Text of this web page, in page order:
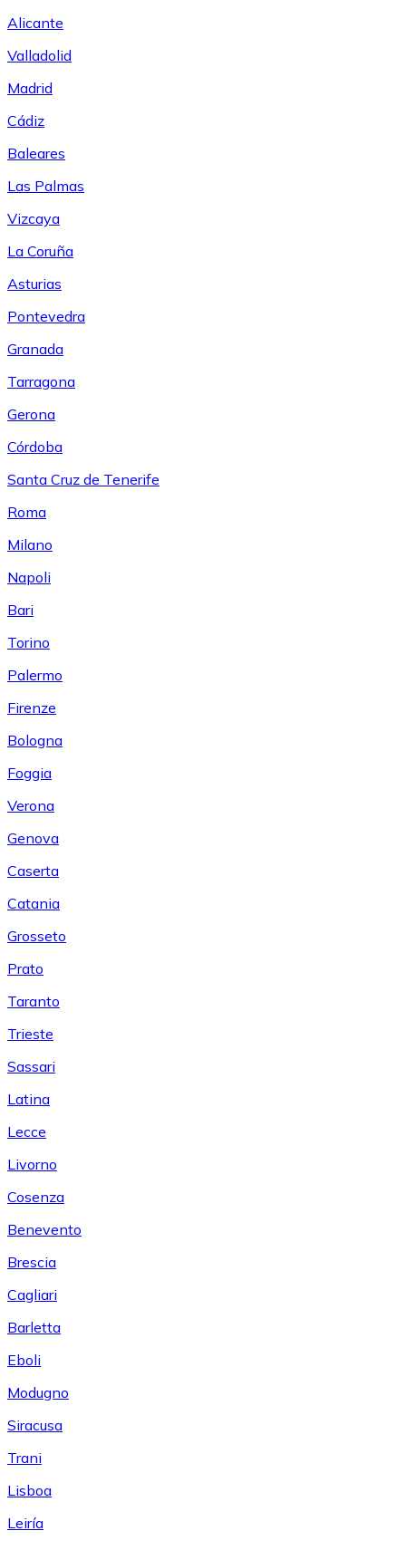
Alicante
Valladolid
Madrid
Cádiz
Baleares
Las Palmas
Vizcaya
La Coruña
Asturias
Pontevedra
Granada
Tarragona
Gerona
Córdoba
Santa Cruz de Tenerife
Roma
Milano
Napoli
Bari
Torino
Palermo
Firenze
Bologna
Foggia
Verona
Genova
Caserta
Catania
Grosseto
Prato
Taranto
Trieste
Sassari
Latina
Lecce
Livorno
Cosenza
Benevento
Brescia
Cagliari
Barletta
Eboli
Modugno
Siracusa
Trani
Lisboa
Leiría